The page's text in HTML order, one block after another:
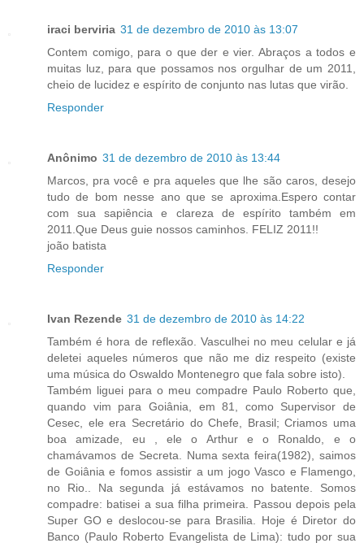
iraci berviria 31 de dezembro de 2010 às 13:07
Contem comigo, para o que der e vier. Abraços a todos e
muitas luz, para que possamos nos orgulhar de um 2011,
cheio de lucidez e espírito de conjunto nas lutas que virão.
Responder
Anônimo 31 de dezembro de 2010 às 13:44
Marcos, pra você e pra aqueles que lhe são caros, desejo
tudo de bom nesse ano que se aproxima.Espero contar
com sua sapiência e clareza de espírito também em
2011.Que Deus guie nossos caminhos. FELIZ 2011!!
joão batista
Responder
Ivan Rezende 31 de dezembro de 2010 às 14:22
Também é hora de reflexão. Vasculhei no meu celular e já
deletei aqueles números que não me diz respeito (existe
uma música do Oswaldo Montenegro que fala sobre isto).
Também liguei para o meu compadre Paulo Roberto que,
quando vim para Goiânia, em 81, como Supervisor de
Cesec, ele era Secretário do Chefe, Brasil; Criamos uma
boa amizade, eu , ele o Arthur e o Ronaldo, e o
chamávamos de Secreta. Numa sexta feira(1982), saimos
de Goiânia e fomos assistir a um jogo Vasco e Flamengo,
no Rio.. Na segunda já estávamos no batente. Somos
compadre: batisei a sua filha primeira. Passou depois pela
Super GO e deslocou-se para Brasilia. Hoje é Diretor do
Banco (Paulo Roberto Evangelista de Lima): tudo por sua